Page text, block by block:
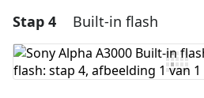
Voeg een
Voeg opmerking toe
Stap 4 Built-in flash